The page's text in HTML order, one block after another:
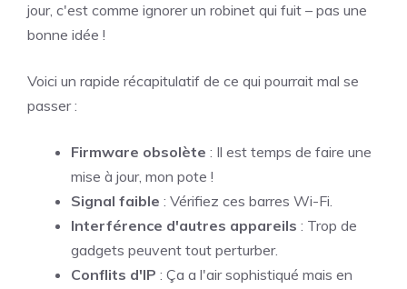
jour, c'est comme ignorer un robinet qui fuit – pas une
bonne idée !
Voici un rapide récapitulatif de ce qui pourrait mal se
passer :
Firmware obsolète : Il est temps de faire une
mise à jour, mon pote !
Signal faible : Vérifiez ces barres Wi-Fi.
Interférence d'autres appareils : Trop de
gadgets peuvent tout perturber.
Conflits d'IP : Ça a l'air sophistiqué mais en